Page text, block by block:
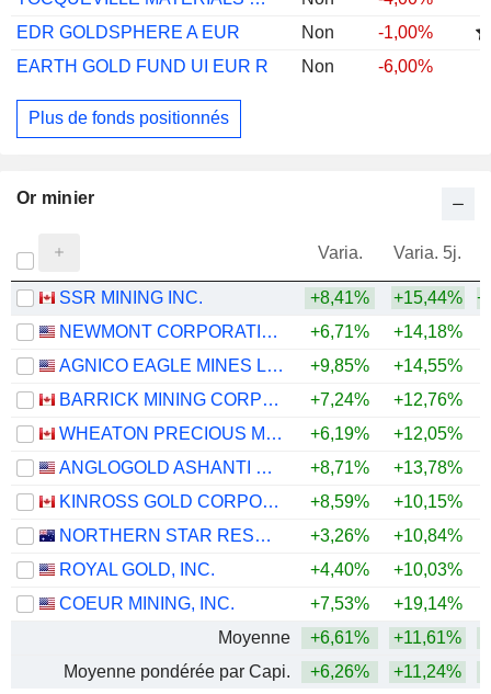
EDR GOLDSPHERE A EUR
Non
-1,00%
EARTH GOLD FUND UI EUR R
Non -6,00%
Plus de fonds positionnés
Or minier
Varia. Varia. 5j.
SSR MINING INC. +8,41% +15,44%
NEWMONT CORPORATION
+6,71% +14,18%
AGNICO EAGLE MINES LIMITED
+9,85% +14,55%
BARRICK MINING CORPORATION
+7,24% +12,76%
WHEATON PRECIOUS METALS CORP.
+6,19% +12,05%
ANGLOGOLD ASHANTI PLC
+8,71% +13,78%
KINROSS GOLD CORPORATION
+8,59% +10,15%
NORTHERN STAR RESOURCES LIMITED
+3,26% +10,84%
ROYAL GOLD, INC.
+4,40% +10,03%
COEUR MINING, INC.
+7,53% +19,14%
Moyenne
+6,61% +11,61%
Moyenne pondérée par Capi.
+6,26% +11,24%